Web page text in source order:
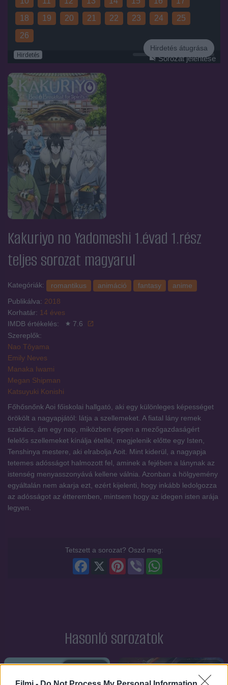
Hirdetés
Hirdetés átugrása
18
19 20 21 22 23 24
25
26
Sorozat jelentése
Kakuriyo no Yadomeshi 1.évad 1.rész
teljes sorozat magyarul
Kategóriák: romantikus animáció fantasy
anime
Publikálva: 2018
Korhatár: 14 éves
IMDB értékelés:
7.6
Szereplők:
Nao Tôyama
Emily Neves
Manaka Iwami
Megan Shipman
Katsuyuki Konishi
Főhősnőnk Aoi főiskolai hallgató, aki egy különleges képességet
örökölt a nagyapjától: látja a szellemeket. A fiatal lány remek
szakács, ám egy nap, miközben éppen a mezőgazdaságért
felelős szellemeket kínálja étellel, megjelenik előtte egy Isten,
Tenshinya mestere, aki elrabolja Aoit. Mint kiderül, a nagyapja
tetemes adósságot halmozott fel, aminek a fejében a lánynak az
istenség menyasszonyává kellene válnia. Azonban a hölgyemény
egyáltalán nem akarja ezt, ezért kijelenti, hogy inkább ledolgozza
az adósságot az étteremben, mintsem hogy az idegen isten arája
legyen.
Tetszett a sorozat? Oszd meg:
Viber
Pinterest
Facebook
Hasonló sorozatok
SOROZAT SOROZAT